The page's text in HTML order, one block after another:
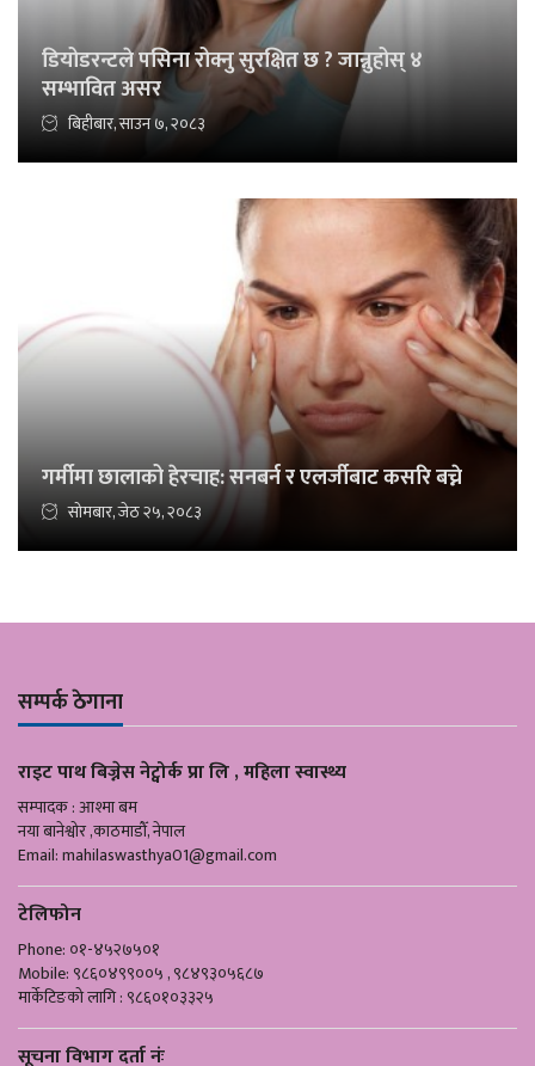
डियोडरन्टले पसिना रोक्नु सुरक्षित छ ? जान्नुहोस् ४
सम्भावित असर
बिहीबार, साउन ७, २०८३
गर्मीमा छालाको हेरचाह: सनबर्न र एलर्जीबाट कसरि बच्ने
सोमबार, जेठ २५, २०८३
सम्पर्क ठेगाना
राइट पाथ बिज्नेस नेट्वोर्क प्रा लि , महिला स्वास्थ्य
सम्पादक : आश्मा बम
नया बानेश्वोर ,काठमाडौँ, नेपाल
Email:mahilaswasthya01@gmail.com
टेलिफोन
Phone: ०१-४५२७५०१
Mobile: ९८६०४९९००५ , ९८४९३०५६८७
मार्केटिङको लागि : ९८६०१०३३२५
सूचना विभाग दर्ता नंः